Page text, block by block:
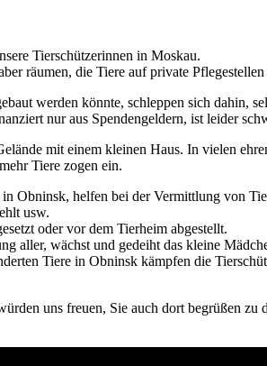
Tierschützerinnen in Moskau.
räumen, die Tiere auf private
werden könnte, schleppen sich dahin,
nur aus Spendengeldern, ist leider
mit einem kleinen Haus. In vielen
Tiere zogen ein.
Obninsk, helfen bei der Vermittlung von
usw.
oder vor dem Tierheim abgestellt.
aller, wächst und gedeiht das kleine
Tiere in Obninsk kämpfen die
uns freuen, Sie auch dort begrüßen zu